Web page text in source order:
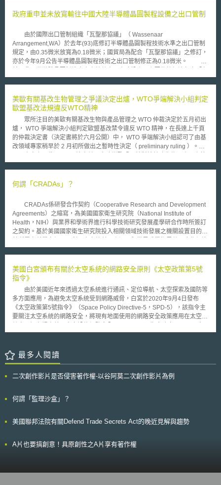
政府重申並未放寬輸往中國大陸半導體晶圓製程設備之出口管制
由於國際出口管制組織「瓦聖那協議」（ Wassenaar
Arrangement,WA）於去年(93)底修訂半導體晶圓製程技術水準之出口管制
規定，由0.35微米放寬為0.18微米；國貿局為配合「瓦聖那協議」之修訂，
亦於今年9月公告半導體晶圓製程技術之出口管制修正為0.18微米。
大陸地區投資晶圓廠審查及監督作業要點」辦理，其中第四點申請要件明顯
輸出貨品總彙表」更有規範半導體晶圓製造等相關設備之輸出規定121：需
要有國貿局簽發輸出許可證；輸出規定488：（一）輸往大陸地區者，應檢
附經濟部投資審議委員會核准投資文件；輸往大陸以外地區者，應檢附保證
絕不轉售大陸地區之切結書。（二）外貨復運出口者，另檢附原海關進口證
明文件。（三）屬戰略性高科技貨品列管項目者，除應申請戰略性高科技貨
品輸出許可證，並檢附上述文件外，應另依戰略性高科技貨品輸出入管理辦
法規定，檢附下列文件：１、進口國核發之國際進口證明書、最終用途證明
者，應另檢附原出口國政府核准再出口證明文件；其於原進口時領有我國核
本。 國際貿易局強調，我國目前開放半導體晶圓製程技術輸往中國大
美歐有關基改生物管理之爭議決定出爐，WTO爭端解決小組判定
歐盟基改法規違反WTO精神
眾所注目的美歐有關基改生物與產品管理之 WTO 仲裁決定於五月初出
爐， WTO 爭端解決小組判定歐盟基改禁令違反 WTO 精神，在長達上千頁
的仲裁決定書（決定書將於六月公開）中， WTO 爭端解決小組認可了由基
改領域專家稍早於 2 月初所做出之暫時性決定（ preliminary ruling ）。
理限制，蓋以美國為首的控方所爭執者，為歐盟自 1998 年以後停止對基改
生物及產品管理法規，重新開啟基改生物及產品之上市審查，以實質行動祛
作成有關基因改造生物與產品之管理政策時，更為重視其貿易對手的意見，
以避免爭端發生。 此外，決定書中也指出，儘管歐盟基改生物與產品
之管理新制已自 2004 年 4 月上路，但歐盟會員國中仍有多個國家，如奧地
利、法國、德國、盧森堡及希臘，被認為延宕實施歐盟新制，雖然歐盟執委
會本身已試圖促使這些國家儘速實施歐盟基改生物與產品之管理新制，但由
一問題之建議方案。 另外，類似綠色和平組織（ Greenpeace ）、地
WTO 解決基因改造生物與產品之管理爭端之妥適性。這些非政府組織認
為， GMO 議題具有高度爭議並涉及複雜的科學及環境議題，訴諸 WTO 仲
裁機制並不妥當，其認為在 WTO 架構下，此類爭議處理時之考量點係以貿
易利益為主。可見 WTO 爭端解決小組的決定，短時間內恐仍無法平息歐盟
多數消費者對基因改造生物與產品所抱持之反對態度。
何謂「CRADAs」？
CRADAs係研發合作契約（Cooperative Research and Development
Agreements）之縮寫，為美國國家衛生研究院（National Institute of
Health，NIH）與業界和學術界進行科學技術研究發展產學研合作時所簽訂
之契約。基於美國國家衛生研究院投入相關領域技術發展之機關設置目的，
保健藥品和原型（prototype）開發與產品進一步的商業化量產。此外，業
作。 研發合作契約的目的是專為使政府設施、政府補助研發成果之智
慧財產權，透過與私部門之產學研合作提供合作互動，以促進科學技術知識
之發展轉化為具有市場價值之商業化用途。配合契約之簽署，針對研發合作
之權利義務，美國國家衛生研究院另設置有科技發展合作中心
（Technology Development Coordinator，TDC），作為研發合作早期階
段進行磋商與諮詢之專業機構，以幫助瞭解和研擬適當內容的研發合作契
約，並順利依法獲得相關主管機關之核准。
美國白宮頒布有關於太空系統的網路安全原則《太空政策第5號
指令》
由於美國近年來透過太空系統進行通訊、定位導航、太空探索及國防等
多方面應用，為避免太空系統受到網路威脅，白宮於2020年9月4日發布
《太空政策第5號指令》（Space Policy Directive-5，SPD-5），該指令主
要關注太空系統的網路安全，將現有地面使用的網路安全政策應用在太空系
空網路安全原則，作為指導政府及民間單位提高太空系統網路安全的方法：
發運作並建構其網路安全系統。 二、太空系統營運商應制定太空系統網路
安全計畫（應包含防止未經授權的存取行為、防止通訊干擾、確保地面接收
的控制權。 三、監管機構應訂定規則或監管指南來實施SPD-5指令的原
減少網路威脅的發生。 五、太空系統營運商在執行太空系統網路安全的保
其法規中，未來SPD-5指令將有可能作為美國太空網路安全措施及法規訂定
最多人閱讀
二次創作影片是否侵害著作權-以谷阿莫二次創作影片為例
何謂「監理沙盒」？
美國聯邦法院有關Defend Trade Secrets Act的晚近見解與趨勢
A片也要搞創意！具原創性之A片享有著作權